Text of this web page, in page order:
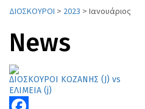
ΔΙΟΣΚΟΥΡΟΙ > 2023 > Ιανουάριος
News
ΔΙΟΣΚΟΥΡΟΙ ΚΟΖΑΝΗΣ (J) vs
ΕΛΙΜΕΙΑ (j)